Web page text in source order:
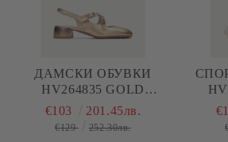
ДАМСКИ ОБУВКИ
HV264835 GOLD
HISPANITAS
€103 201.45лв.
€129 252.30лв.